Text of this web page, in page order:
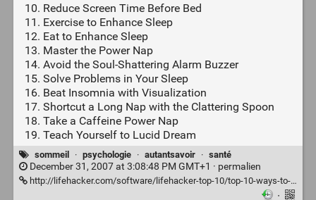
Reduce Screen Time Before Bed
Exercise to Enhance Sleep
Eat to Enhance Sleep
Master the Power Nap
Avoid the Soul-Shattering Alarm Buzzer
Solve Problems in Your Sleep
Beat Insomnia with Visualization
Shortcut a Long Nap with the Clattering Spoon
Take a Caffeine Power Nap
Teach Yourself to Lucid Dream
sommeil · psychologie · autantsavoir · santé
December 31, 2007 at 3:08:48 PM GMT+1 · permalien
http://lifehacker.com/software/lifehacker-top-10/top-10-ways-to-sleep-smarter-and-better-309030.php
·